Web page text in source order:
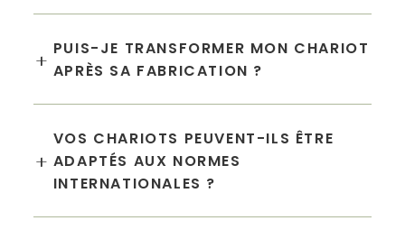
+ PUIS-JE TRANSFORMER MON CHARIOT
APRÈS SA FABRICATION ?
+
VOS CHARIOTS PEUVENT-ILS ÊTRE
ADAPTÉS AUX NORMES
INTERNATIONALES ?